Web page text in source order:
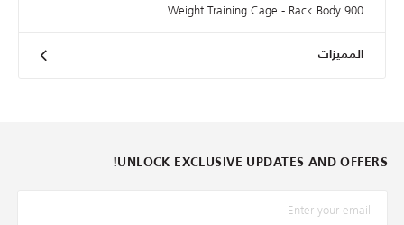
Weight Training Cage - Rack Body 900
المميزات
UNLOCK EXCLUSIVE UPDATES AND OFFERS!
*البريد الإلكترونيّ